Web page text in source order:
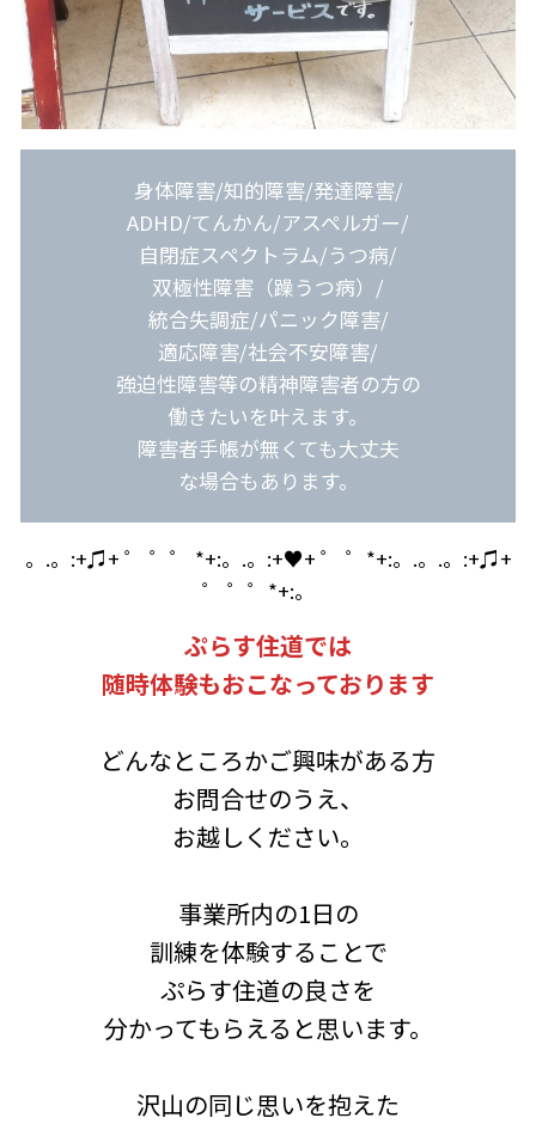
身体障害/知的障害/発達障害/
ADHD/てんかん/アスペルガー/
自閉症スペクトラム/うつ病/
双極性障害（躁うつ病）/
統合失調症/パニック障害/
適応障害/社会不安障害/
強迫性障害等の精神障害者の方の
働きたいを叶えます。
障害者手帳が無くても大丈夫
な場合もあります。
。.。:+♫+ ゜ ゜゜ *+:。.。:+♥+ ゜ ゜*+:。.。.。:+♫+
゜ ゜゜*+:。
ぷらす住道では
随時体験もおこなっております
どんなところかご興味がある方
お問合せのうえ、
お越しください。
事業所内の1日の
訓練を体験することで
ぷらす住道の良さを
分かってもらえると思います。
沢山の同じ思いを抱えた